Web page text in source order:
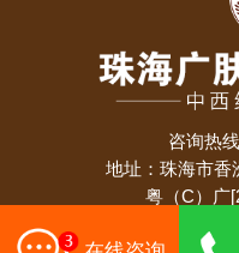
咨询热
地址：珠海市香
粤（C）广